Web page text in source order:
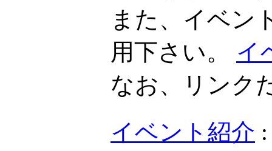
また、イベン
用下さい。 イ
なお、リンク
イベント紹介